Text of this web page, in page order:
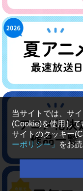
当サイトでは、サ
(Cookie)を使用して
サイトのクッキー
ーポリシー」
をお